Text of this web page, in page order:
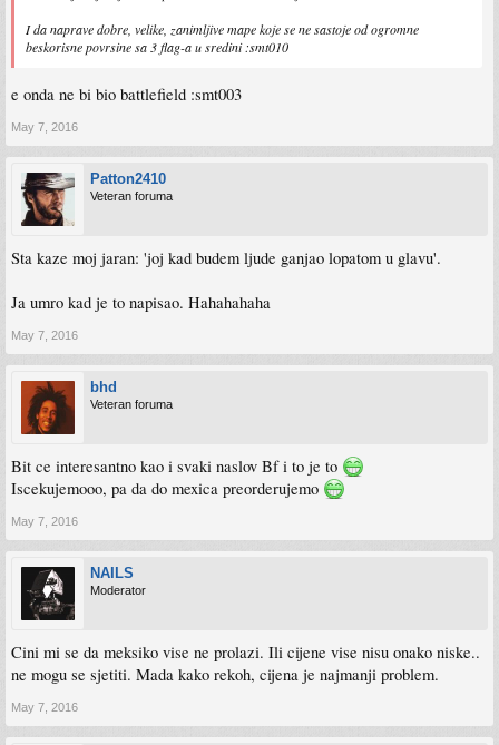
I da naprave dobre, velike, zanimljive mape koje se ne sastoje od ogromne
beskorisne povrsine sa 3 flag-a u sredini :smt010
e onda ne bi bio battlefield :smt003
May 7, 2016
Patton2410
Veteran foruma
Sta kaze moj jaran: 'joj kad budem ljude ganjao lopatom u glavu'.
Ja umro kad je to napisao. Hahahahaha
May 7, 2016
bhd
Veteran foruma
Bit ce interesantno kao i svaki naslov Bf i to je to
Iscekujemooo, pa da do mexica preorderujemo
May 7, 2016
NAILS
Moderator
Cini mi se da meksiko vise ne prolazi. Ili cijene vise nisu onako niske..
ne mogu se sjetiti. Mada kako rekoh, cijena je najmanji problem.
May 7, 2016